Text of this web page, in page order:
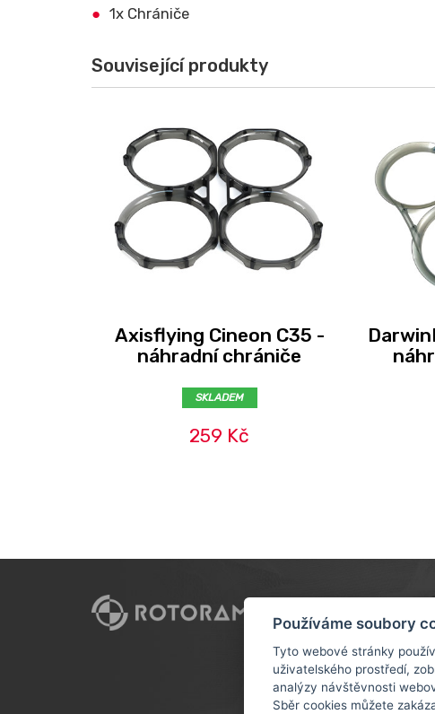
1x Chrániče
Související produkty
Axisflying Cineon C35 -
náhradní chrániče
SKLADEM
259 Kč
DOPRAVA A
OBCHODNÍ
OCHRANA
Používáme soubory
Tyto webové stránky
uživatelského prostředí,
analýzy návštěvnosti
Sběr cookies můžete